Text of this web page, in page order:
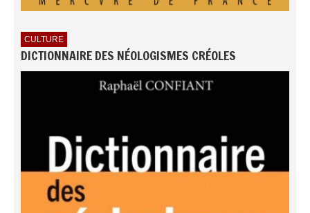
CULTURE
DICTIONNAIRE DES NÉOLOGISMES CRÉOLES